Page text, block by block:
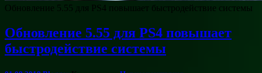
Обновление 5.55 для PS4 повышает быстродействие системы
Обновление 5.55 для PS4 повышает
быстродействие системы